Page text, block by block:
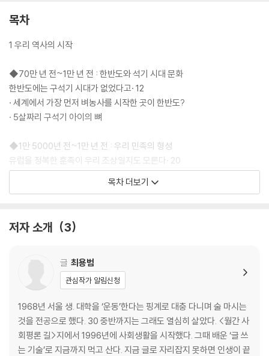
목차
1 우리 역사의 시작
◆70만 년 전~1만 년 전 : 한반도와 석기 시대 문화
한반도에는 구석기 시대가 없었다고· 12
· 세계에서 가장 먼저 벼농사를 시작한 곳이 한반도?
· 5살짜리 구석기 아이의 뼈
◆1만 5000년 전~1만 년 전 : 우리 민족의 형성
유럽을 정복한 훈족이 우리 조상일지도 모른다· 20
· 역사를 밝히는 과학 수사대가 돼 볼까?
· 우리 민족을 왜 ‘동이족’이라 부를까?
고인돌 왕국, 한반도 26
· 세계의 거석 유적, 모아이와 스톤헨지
◆기원전 2333년 : 우리나라 최초의 국가가 세워지다
뭐, 우리 몸속에 곰의 피가 흘러· 32
· 우리 고대사의 보물창고, 「삼국사기」와 「삼국유사」
· 조선은 무슨 뜻일까?
목차 더보기
저자 소개 3
글 최용범
관심작가 알림신청
1968년 서울 생. 대학을 ‘운동’한다는 핑계로 대충 다니며 술 마시는
것을 전공으로 했다. 30 중반까지는 그래도 열심히 살았다. <월간 사
회평론 길>지에서 1996년에 사회생활을 시작했다. 그때 배운 ‘글 쓰
는 기술’로 지금까지 먹고 산다. 지금 글로 자리잡지 못하면 인생이 끝